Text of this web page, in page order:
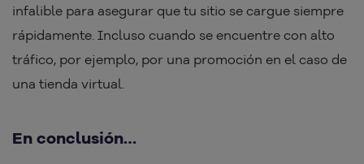
infalible para asegurar que tu sitio se cargue siempre
rápidamente. Incluso cuando se encuentre con alto
tráfico, por ejemplo, por una promoción en el caso de
una tienda virtual.
En conclusión…